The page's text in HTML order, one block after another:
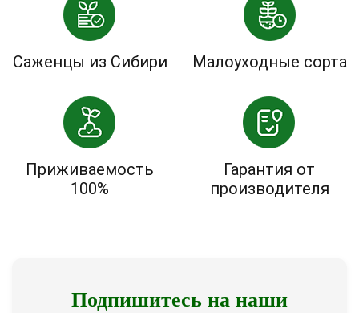
Саженцы из Сибири Малоуходные сорта
Приживаемость
100%
Гарантия от
производителя
Подпишитесь на наши